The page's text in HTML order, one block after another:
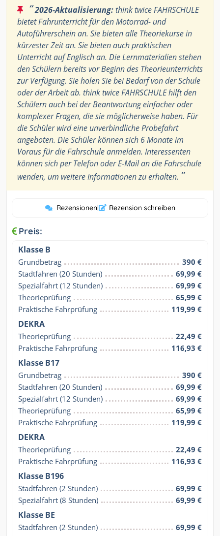
“2026-Aktualisierung:think twice FAHRSCHULE
bietet Fahrunterricht für den Motorrad- und
Autoführerschein an. Sie bieten alle Theoriekurse in
kürzester Zeit an. Sie bieten auch praktischen
Unterricht auf Englisch an. Die Lernmaterialien stehen
den Schülern bereits vor Beginn des Theorieunterrichts
zur Verfügung. Sie holen Sie bei Bedarf von der Schule
oder der Arbeit ab. think twice FAHRSCHULE hilft den
Schülern auch bei der Beantwortung einfacher oder
komplexer Fragen, die sie möglicherweise haben. Für
die Schüler wird eine unverbindliche Probefahrt
angeboten. Die Schüler können sich 6 Monate im
Voraus für die Fahrschule anmelden. Interessenten
können sich per Telefon oder E-Mail an die Fahrschule
wenden, um weitere Informationen zu erhalten. ”
Rezensionen| Rezension schreiben
Preis:
Klasse B
Grundbetrag
390 €
Stadtfahren (20 Stunden)
69,99 €
Spezialfahrt (12 Stunden)
69,99 €
Theorieprüfung
65,99 €
Praktische Fahrprüfung
119,99 €
DEKRA
Theorieprüfung
22,49 €
Praktische Fahrprüfung
116,93 €
Klasse B17
Grundbetrag
390 €
Stadtfahren (20 Stunden)
69,99 €
Spezialfahrt (12 Stunden)
69,99 €
Theorieprüfung
65,99 €
Praktische Fahrprüfung
119,99 €
DEKRA
Theorieprüfung
22,49 €
Praktische Fahrprüfung
116,93 €
Klasse B196
Stadtfahren (2 Stunden)
69,99 €
Spezialfahrt (8 Stunden)
69,99 €
Klasse BE
Stadtfahren (2 Stunden)
69,99 €